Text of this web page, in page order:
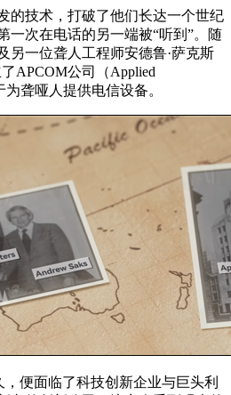
的技术，打破了他们长达一个世纪
一次在电话的另一端被“听到”。随
另一位聋人工程师安德鲁·萨克斯
了APCOM公司（Applied
为聋哑人提供电信设备。
便面临了科技创新企业与巨头利